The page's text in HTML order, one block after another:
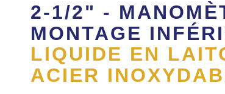
2-1/2" -
MONTAGE
LIQUIDE EN
ACIER